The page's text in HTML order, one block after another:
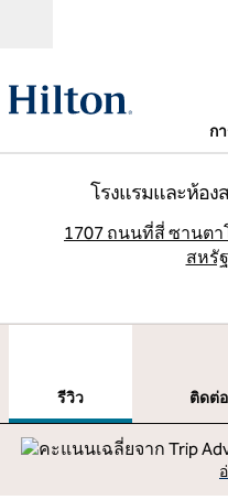
ก
โรงแรมและห้องส
1707 ถนนที่สี่ ซานตา
สหรั
รีวิว ติดต่อ